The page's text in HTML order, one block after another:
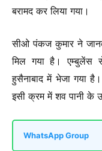
बरामद कर लिया गया।
सीओ पंकज कुमार ने
मिल गया है। एम्बुलेंस
हुसैनाबाद में भेजा गया
इसी क्रम में शव पानी के
WhatsApp Group